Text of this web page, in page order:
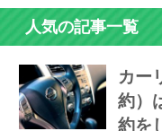
人気の記事一覧
カー
約）
約を